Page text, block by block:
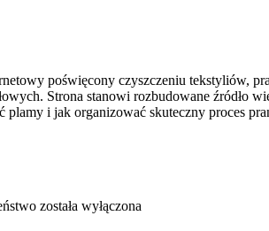
poświęcony czyszczeniu tekstyliów,
Strona stanowi rozbudowane
plamy i jak organizować skuteczny proces
została wyłączona